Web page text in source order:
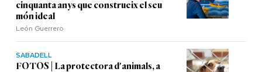
cinquanta anys que construeix el seu
món ideal
León Guerrero
SABADELL
FOTOS | La protectora d'animals, a